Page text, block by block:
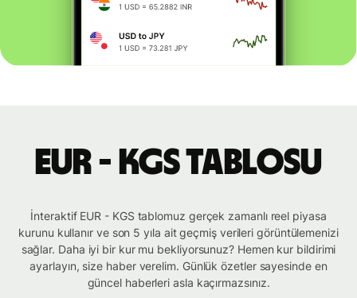
EUR - KGS tablosu
İnteraktif EUR - KGS tablomuz gerçek zamanlı reel piyasa
kurunu kullanır ve son 5 yıla ait geçmiş verileri görüntülemenizi
sağlar. Daha iyi bir kur mu bekliyorsunuz? Hemen kur bildirimi
ayarlayın, size haber verelim. Günlük özetler sayesinde en
güncel haberleri asla kaçırmazsınız.